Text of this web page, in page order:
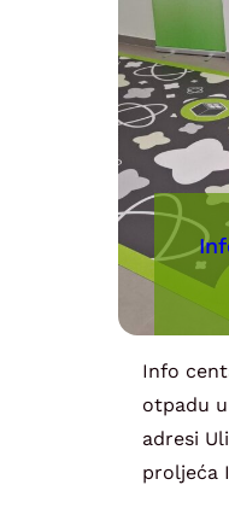
Info
otpadu
adresi
proljeća